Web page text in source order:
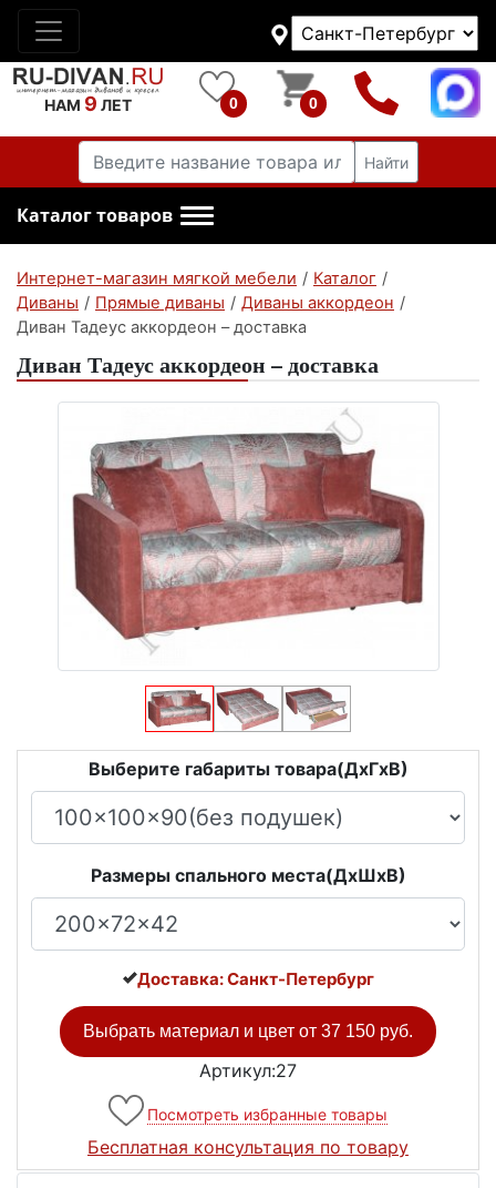
НАМ 9 ЛЕТ 0 0
Найти
Каталог товаров
Интернет-магазин мягкой мебели / Каталог /
Диваны / Прямые диваны / Диваны аккордеон /
Диван Тадеус аккордеон – доставка
Диван Тадеус аккордеон – доставка
Выберите габариты товара(ДxГxВ)
Размеры спального места(ДxШxВ)
Доставка: Санкт-Петербург
Выбрать материал и цвет от 37 150 руб.
Артикул:27
Посмотреть избранные товары
Бесплатная консультация по товару